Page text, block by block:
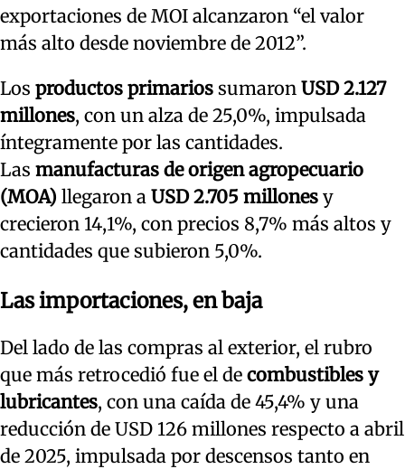
exportaciones de MOI alcanzaron “el valor
más alto desde noviembre de 2012”.
Los productos primarios sumaron USD 2.127
millones, con un alza de 25,0%, impulsada
íntegramente por las cantidades.
Las manufacturas de origen agropecuario
(MOA) llegaron a USD 2.705 millones y
crecieron 14,1%, con precios 8,7% más altos y
cantidades que subieron 5,0%.
Las importaciones, en baja
Del lado de las compras al exterior, el rubro
que más retrocedió fue el de combustibles y
lubricantes, con una caída de 45,4% y una
reducción de USD 126 millones respecto a abril
de 2025, impulsada por descensos tanto en